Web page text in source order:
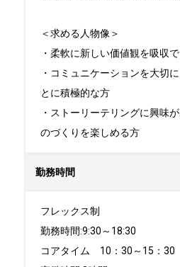
＜求める人物像＞
・柔軟に新しい価値観を吸収
・コミュニケーションを大切
とに積極的な方
・ストーリーテリングに興味
のづくりを楽しめる方
勤務時間
フレックス制
勤務時間:9:30～18:30
コアタイム　10：30～15：30